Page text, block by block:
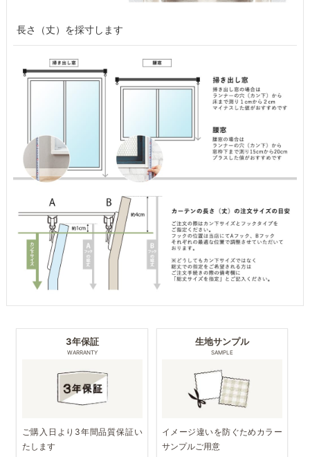
長さ（丈）を採寸します
3年保証
WARRANTY
ご購入日より3年間品質保証い
たします
生地サンプル
SAMPLE
イメージ違いを防ぐためカラー
サンプルご用意